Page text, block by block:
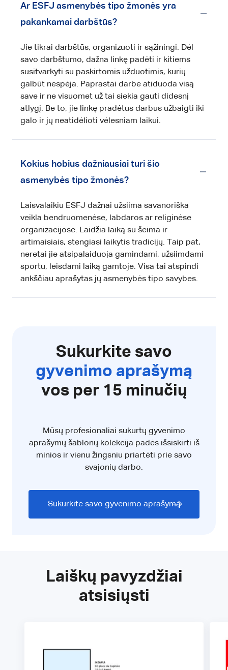
Ar ESFJ asmenybės tipo žmonės yra
pakankamai darbštūs?
Jie tikrai darbštūs, organizuoti ir sąžiningi. Dėl
savo darbštumo, dažna linkę padėti ir kitiems
susitvarkyti su paskirtomis užduotimis, kurių
galbūt nespėja. Paprastai darbe atiduoda visą
save ir ne visuomet už tai siekia gauti didesnį
atlygį. Be to, jie linkę pradėtus darbus užbaigti iki
galo ir jų neatidėlioti vėlesniam laikui.
Kokius hobius dažniausiai turi šio
asmenybės tipo žmonės?
Laisvalaikiu ESFJ dažnai užsiima savanoriška
veikla bendruomenėse, labdaros ar religinėse
organizacijose. Laidžia laiką su šeima ir
artimaisiais, stengiasi laikytis tradicijų. Taip pat,
neretai jie atsipalaiduoja gamindami, užsiimdami
sportu, leisdami laiką gamtoje. Visa tai atspindi
ankščiau aprašytas jų asmenybės tipo savybes.
Sukurkite savo
gyvenimo aprašymą
vos per 15 minučių
Mūsų profesionaliai sukurtų gyvenimo
aprašymų šablonų kolekcija padės išsiskirti iš
minios ir vienu žingsniu priartėti prie savo
svajonių darbo.
Sukurkite savo gyvenimo aprašymą
Laiškų pavyzdžiai
atsisiųsti